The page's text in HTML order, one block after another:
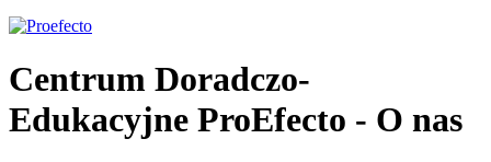
Centrum Doradczo-
Edukacyjne ProEfecto - O nas